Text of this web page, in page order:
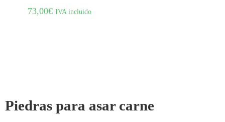
73,00€ IVA incluido
Piedras para asar carne